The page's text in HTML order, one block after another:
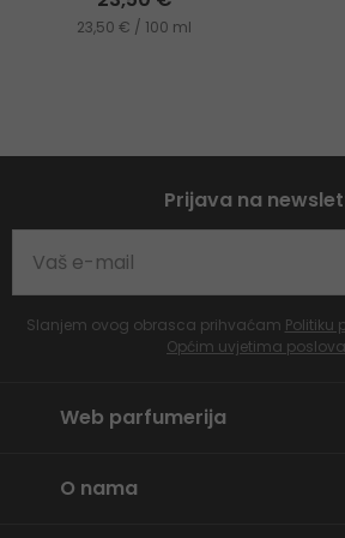
23,50 € / 100 ml
Prijava na
Slanjem ovog obrasca prihvaćam Politiku
Općim uvjetima
Web parfumerija
O nama